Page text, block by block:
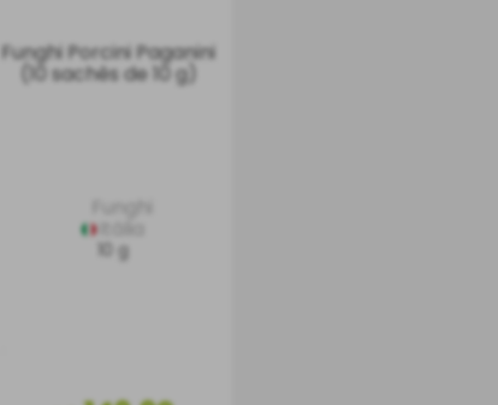
Funghi Porcini Paganini
(10 sachês de 10 g)
Itália
10 g